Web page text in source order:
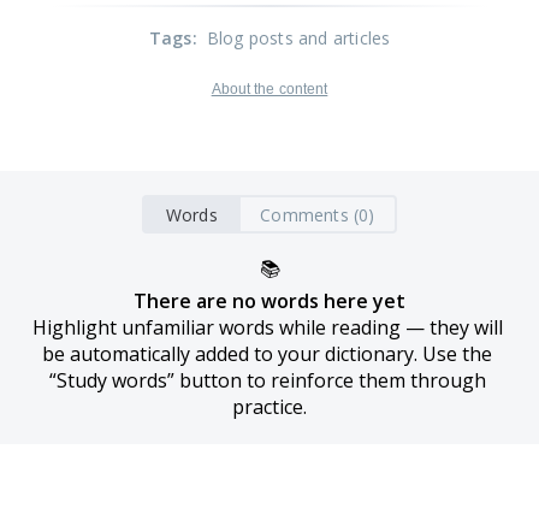
Tags: Blog posts and articles
About the content
Words Comments (0)
📚
There are no words here yet
Highlight unfamiliar words while reading — they will
be automatically added to your dictionary. Use the
“Study words” button to reinforce them through
practice.